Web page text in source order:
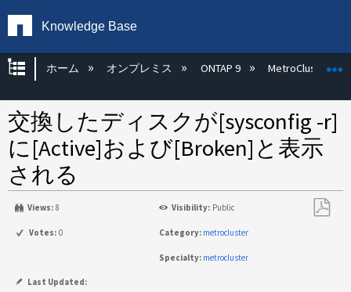
Knowledge Base
グローバル階層を展開/折りたたむ
ホーム オンプレミス ONTAP 9 MetroCluster
交換したディスクが[sysconfig -r]
に[Active]および[Broken]と表示
される
Views: 8 Visibility: Public
Votes: 0 Category: metrocluster
Specialty: metrocluster
Last Updated: